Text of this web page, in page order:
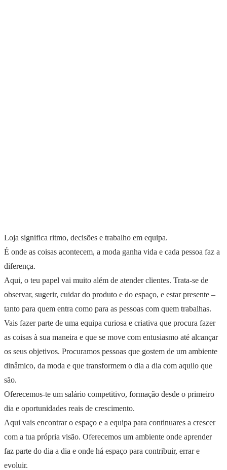
Loja significa ritmo, decisões e trabalho em equipa.
É onde as coisas acontecem, a moda ganha vida e cada pessoa faz a
diferença.
Aqui, o teu papel vai muito além de atender clientes. Trata-se de
observar, sugerir, cuidar do produto e do espaço, e estar presente –
tanto para quem entra como para as pessoas com quem trabalhas.
Vais fazer parte de uma equipa curiosa e criativa que procura fazer
as coisas à sua maneira e que se move com entusiasmo até alcançar
os seus objetivos. Procuramos pessoas que gostem de um ambiente
dinâmico, da moda e que transformem o dia a dia com aquilo que
são.
Oferecemos-te um salário competitivo, formação desde o primeiro
dia e oportunidades reais de crescimento.
Aqui vais encontrar o espaço e a equipa para continuares a crescer
com a tua própria visão. Oferecemos um ambiente onde aprender
faz parte do dia a dia e onde há espaço para contribuir, errar e
evoluir.